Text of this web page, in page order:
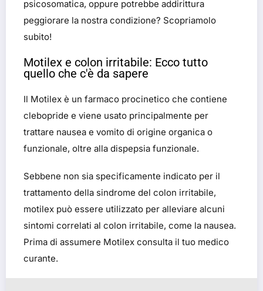
psicosomatica, oppure potrebbe addirittura
peggiorare la nostra condizione? Scopriamolo
subito!
Motilex e colon irritabile: Ecco tutto
quello che c'è da sapere
Il Motilex è un farmaco procinetico che contiene
clebopride e viene usato principalmente per
trattare nausea e vomito di origine organica o
funzionale, oltre alla dispepsia funzionale.
Sebbene non sia specificamente indicato per il
trattamento della sindrome del colon irritabile,
motilex può essere utilizzato per alleviare alcuni
sintomi correlati al colon irritabile, come la nausea.
Prima di assumere Motilex consulta il tuo medico
curante.